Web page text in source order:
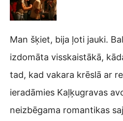
Man šķiet, bija ļoti jauki.
izdomāta visskaistākā,
tad, kad vakara krēslā ar
ieradāmies Kaļķugravas
neizbēgama romantikas